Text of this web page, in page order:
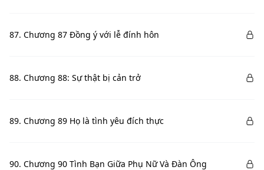
87. Chương 87 Đồng ý với lễ đính hôn
88. Chương 88: Sự thật bị cản trở
89. Chương 89 Họ là tình yêu đích thực
90. Chương 90 Tình Bạn Giữa Phụ Nữ Và Đàn Ông